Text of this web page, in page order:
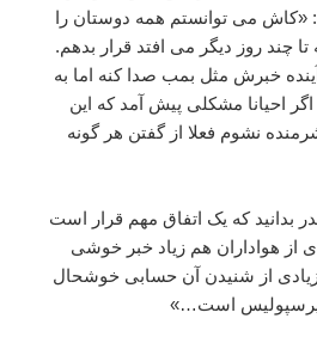
می توانستم همه دوستان را
چند روز دیگر می افتد قرار بدهم.
خبرش مثل بمب صدا کنه اما به
احیانا مشکلی پیش آمد که این
نشوم فعلا از گفتن هر گونه
بدانید که یک اتفاق مهم قرار است
از هواداران هم زیاد خبر خوشی
زیادی از شنیدن آن حسابی خوشحال
پرسپولیس است…»